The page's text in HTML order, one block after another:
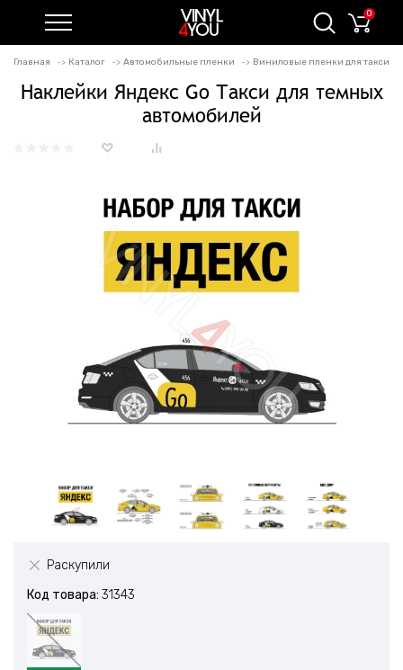
0
Главная Каталог Автомобильные пленки Виниловые пленки для такси
Наклейки Яндекс Go Такси для темных
автомобилей
Раскупили
Код товара: 31343